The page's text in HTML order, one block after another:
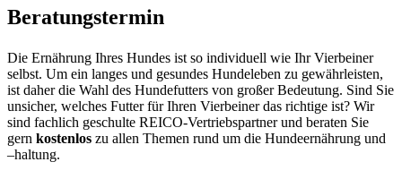
Beratungstermin
Die Ernährung Ihres Hundes ist so individuell wie Ihr Vierbeiner
selbst. Um ein langes und gesundes Hundeleben zu gewährleisten,
ist daherdie Wahl des Hundefutters von großer Bedeutung. Sind Sie
unsicher, welches Futter für Ihren Vierbeinerdas richtige ist? Wir
sind fachlich geschulte REICO-Vertriebspartnerund beraten Sie
gern kostenlos zu allen Themen rund um die Hundeernährung und
–haltung.